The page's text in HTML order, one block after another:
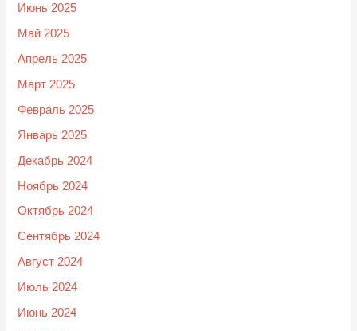
Июнь 2025
Май 2025
Апрель 2025
Март 2025
Февраль 2025
Январь 2025
Декабрь 2024
Ноябрь 2024
Октябрь 2024
Сентябрь 2024
Август 2024
Июль 2024
Июнь 2024